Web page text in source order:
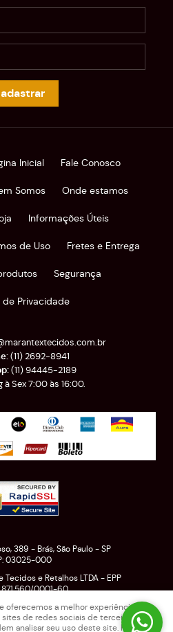
Inicial Fale Conosco
Somos Onde estamos
Informações Úteis
de Uso Fretes e Entrega
Segurança
de Privacidade
(11)2692-8941
(11)94445-2189
à Sex 7:00 às 16:00.
389 - Brás, São Paulo- SP
03025-000
e Retalhos LTDA - EPP
0001-60
oferecemos a melhor experiência em
de redes sociais de terceiros e
analisar seu uso deste site. Para mais